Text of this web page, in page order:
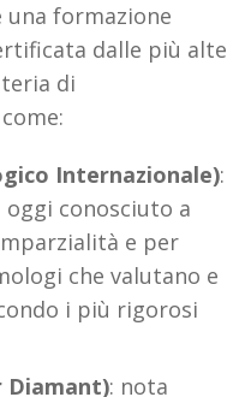
formazione
dalle più alte
di
Internazionale):
oggi conosciuto a
e per
che valutano e
i più rigorosi
Diamant): nota